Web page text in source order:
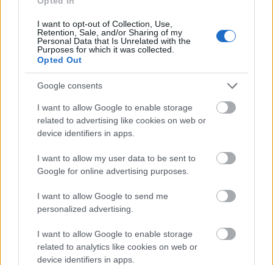
I want to opt-out of Collection, Use,
Retention, Sale, and/or Sharing of my
Personal Data that Is Unrelated with the
Purposes for which it was collected.
Opted Out
Google consents
I want to allow Google to enable storage
related to advertising like cookies on web or
device identifiers in apps.
I want to allow my user data to be sent to
Google for online advertising purposes.
I want to allow Google to send me
personalized advertising.
I want to allow Google to enable storage
related to analytics like cookies on web or
device identifiers in apps.
célban, 1500-on meg kiállt a versenyből,
reménytelen volt kétnapi kórház után nyerni. Coe
szeretett volna triplázni is, de nem jól futott a hazai
selejtezőkön, így Szöulba nem mehetett, pedig
nagyon győzködték a brit atlétikai szövetséget. Az
évtized végére véget ért a nagy korszak, ilyenkor
szokás mondani, hogy azóta emlékeikből élnek. De a
lényeg pont az, hogy nem ebből élnek. A londoni
olimpia idején elővették a történetet, szerették volna
megfilmesíteni, Ovett azonban nemet mondott, túl
hamar átlátta, hogy miről szólna a film, ő lett volna a
munkásosztályból jött törekvő, Coe az elegáns úr,
köszi, nincs erre semmi szükség. Futófilmnek
sportfilmnek meg bejött a Borg/McEnroe. Nagyon
úgy tűnik, hogy Ovettnek igaza volt.